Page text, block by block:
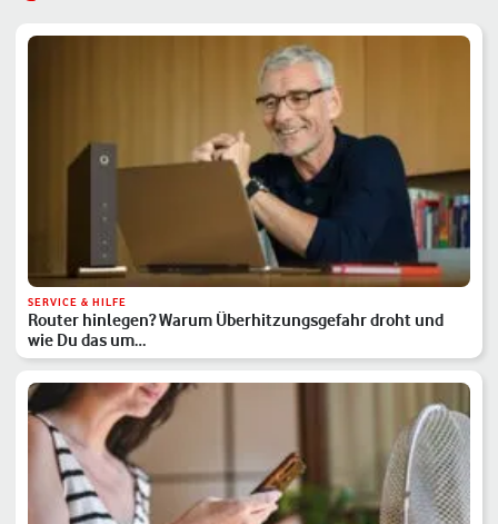
SERVICE & HILFE
Router hinlegen? Warum Überhitzungsgefahr droht und
wie Du das um…